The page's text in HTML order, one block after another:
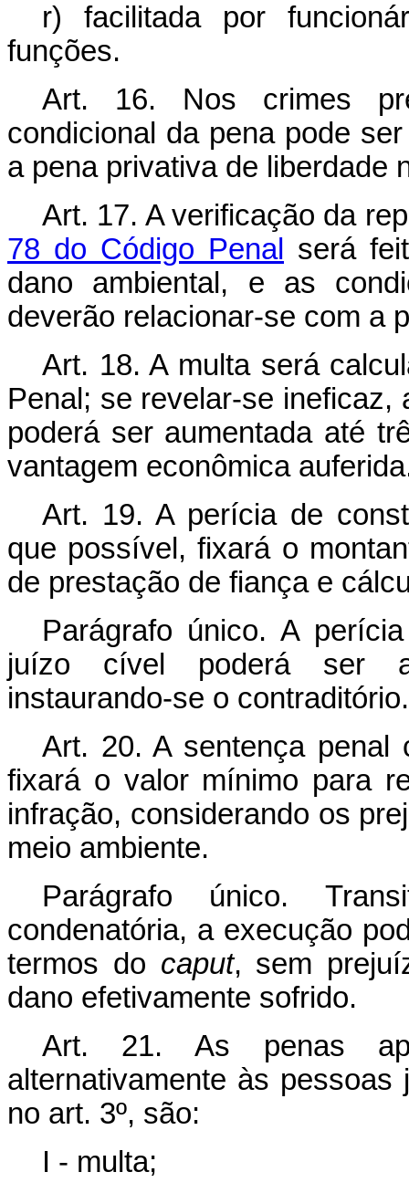
r) facilitada por
funções.
Art. 16. Nos crimes
condicional da pena pode
a pena privativa de liberdade
Art. 17. A verificação da
78 do Código Penal
será
dano ambiental, e as
deverão relacionar-se com a
Art. 18. A multa será
Penal; se revelar-se ineficaz,
poderá ser aumentada até
vantagem econômica
Art. 19. A perícia de
que possível, fixará o
de prestação de fiança e
Parágrafo único. A
juízo cível poderá ser
instaurando-se o contraditório.
Art. 20. A sentença penal
fixará o valor mínimo para
infração, considerando os
meio ambiente.
Parágrafo único.
condenatória, a execução
termos do caput, sem
dano efetivamente sofrido.
Art. 21. As penas
alternativamente às
no art. 3º, são:
I - multa;